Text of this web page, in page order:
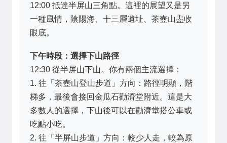
12:00 抵達半屏山三角點。這裡的展望又是另
一種風情，陰陽海、十三層遺址、茶壺山盡收
眼底。
下午時段：選擇下山路徑
12:30 從半屏山下山。你有兩個主流選擇：
1. 往「茶壺山登山步道」方向：路徑明顯，階
梯多，最後會接回金瓜石勸濟堂附近。這是大
多數人的選擇，下山後可以在勸濟堂搭公車或
吃點小吃。
2. 往「半屏山步道」方向：較少人走，較為原